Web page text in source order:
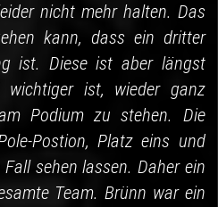
nicht mehr halten. Das
kann, dass ein dritter
ist. Diese ist aber längst
wichtiger ist, wieder ganz
Podium zu stehen. Die
Postion, Platz eins und
sehen lassen. Daher ein
Team. Brünn war ein